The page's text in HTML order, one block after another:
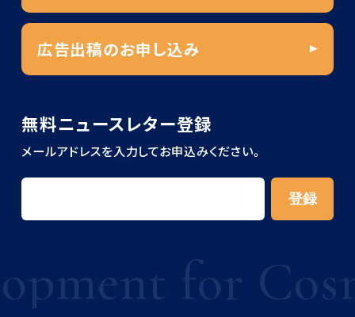
広告出稿のお申し込み
無料ニュースレター登録
メールアドレスを入力してお申込みください。
for